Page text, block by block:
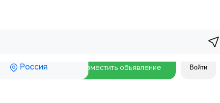
Россия Разместить объявление Войти